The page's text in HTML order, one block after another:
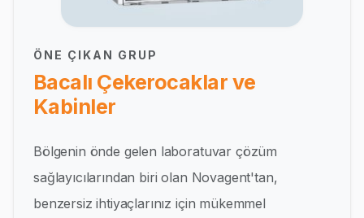
ÖNE ÇIKAN GRUP
Bacalı Çekerocaklar ve
Kabinler
Bölgenin önde gelen laboratuvar çözüm
sağlayıcılarından biri olan Novagent'tan,
benzersiz ihtiyaçlarınız için mükemmel